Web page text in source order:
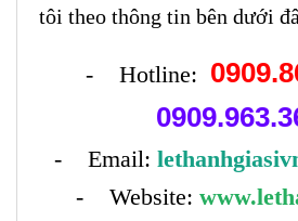
tôi theo thông tin bên dưới
- Hotline:
- Email:
- Website: